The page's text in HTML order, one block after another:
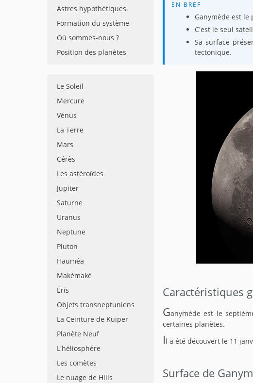
Astres hypothétiques
Formation du système
Où sommes-nous ?
Position des planètes
Le Soleil
Mercure
Vénus
La Terre
Mars
Cérès
Les astéroïdes
Jupiter
Saturne
Uranus
Neptune
Pluton
Hauméa
Makémaké
Éris
Objets transneptuniens
La Ceinture de Kuiper
Planète Neuf
L'héliosphère
Les comètes
Le nuage de Hills
EN BREF
Ganymède est
C'est le seul
Sa surface
tectonique.
Caractéristiques
Ganymède est le
certaines planètes.
Il a été découvert le 11
Surface de